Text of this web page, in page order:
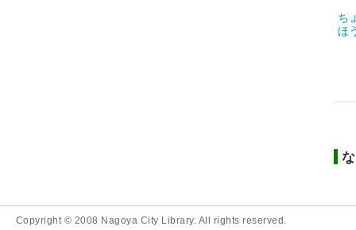
ち
ほ
Copyright © 2008 Nagoya City Library. All rights reserved.